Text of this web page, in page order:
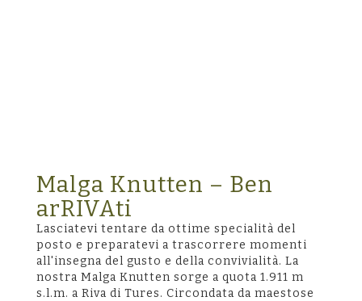
Malga Knutten – Ben
arRIVAti
Lasciatevi tentare da ottime specialità del
posto e preparatevi a trascorrere momenti
all'insegna del gusto e della convivialità. La
nostra Malga Knutten sorge a quota 1.911 m
s.l.m. a Riva di Tures. Circondata da maestose